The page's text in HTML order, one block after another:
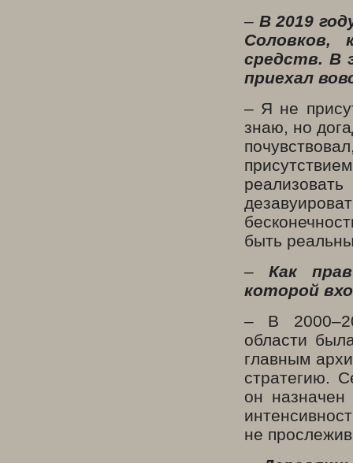
– В 2019
Соловков,
средств. В
приехал
– Я не
знаю, но
быть
–Как
которой
– В
области
главным
стратегию.
он назначен
не